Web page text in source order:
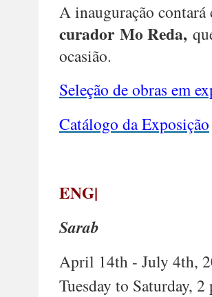
A inauguração
curador Mo Reda,
ocasião.
Seleção de obras em
Catálogo da Exposição
ENG|
Sarab
April 14th - July 4th,
Tuesday to Saturday,